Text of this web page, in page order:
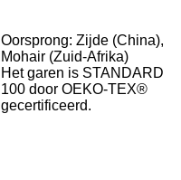
Oorsprong: Zijde (China),
Mohair (Zuid-Afrika)
Het garen is STANDARD
100 door OEKO-TEX®
gecertificeerd.